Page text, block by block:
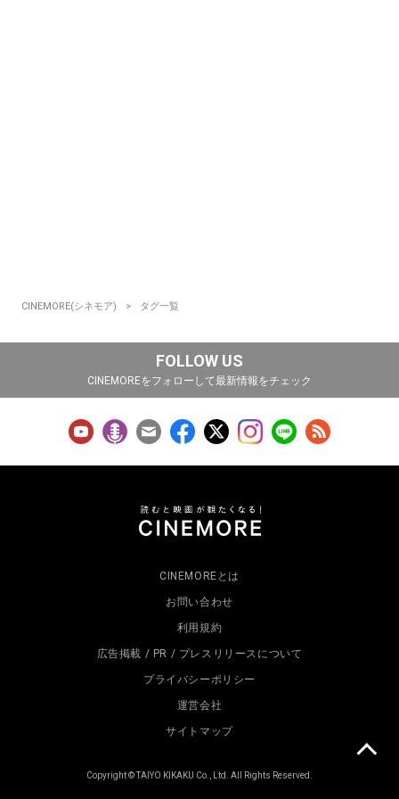
CINEMORE(シネモア) タグ一覧
FOLLOW US
CINEMOREをフォローして最新情報をチェック
CINEMOREとは
お問い合わせ
利用規約
広告掲載 / PR / プレスリリースについて
プライバシーポリシー
運営会社
サイトマップ
Copyright © TAIYO KIKAKU Co., Ltd. All Rights Reserved.